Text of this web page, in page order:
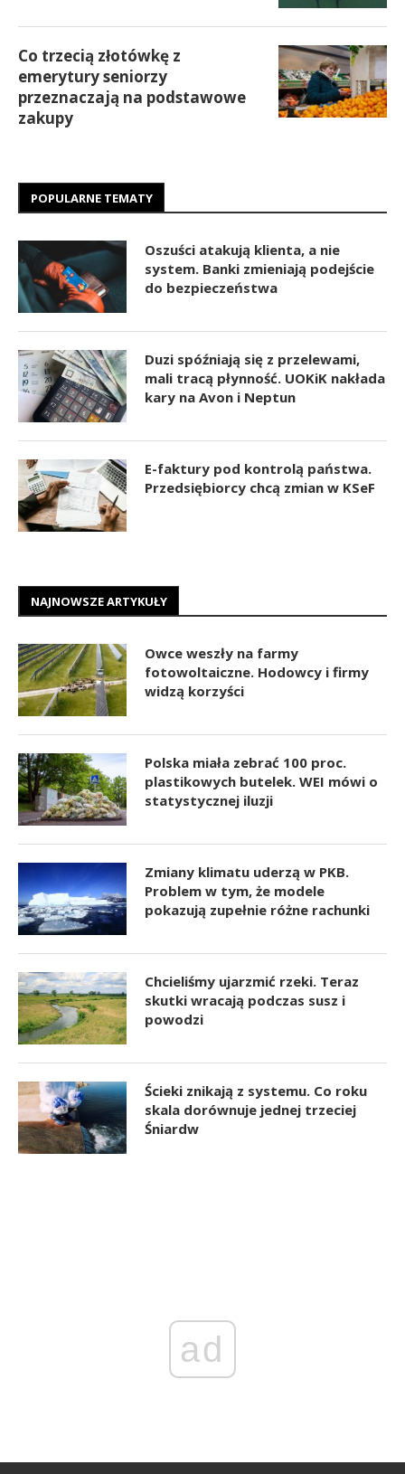
Co trzecią złotówkę z
emerytury seniorzy
przeznaczają na podstawowe
zakupy
POPULARNE TEMATY
Oszuści atakują klienta, a nie
system. Banki zmieniają podejście
do bezpieczeństwa
Duzi spóźniają się z przelewami,
mali tracą płynność. UOKiK nakłada
kary na Avon i Neptun
E-faktury pod kontrolą państwa.
Przedsiębiorcy chcą zmian w KSeF
NAJNOWSZE ARTYKUŁY
Owce weszły na farmy
fotowoltaiczne. Hodowcy i firmy
widzą korzyści
Polska miała zebrać 100 proc.
plastikowych butelek. WEI mówi o
statystycznej iluzji
Zmiany klimatu uderzą w PKB.
Problem w tym, że modele
pokazują zupełnie różne rachunki
Chcieliśmy ujarzmić rzeki. Teraz
skutki wracają podczas susz i
powodzi
Ścieki znikają z systemu. Co roku
skala dorównuje jednej trzeciej
Śniardw
ad